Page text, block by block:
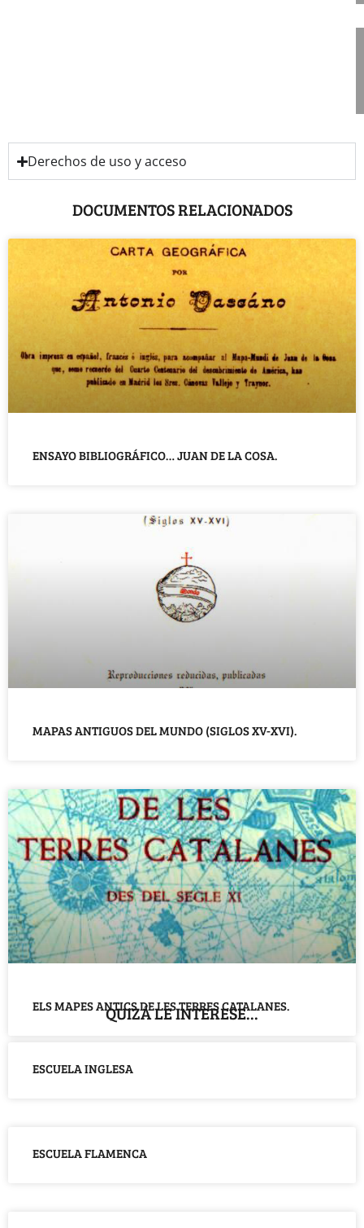
Derechos de uso y acceso
DOCUMENTOS RELACIONADOS
ENSAYO BIBLIOGRÁFICO… JUAN DE LA COSA.
MAPAS ANTIGUOS DEL MUNDO (SIGLOS XV-XVI).
ELS MAPES ANTICS DE LES TERRES CATALANES.
QUIZÁ LE INTERESE...
ESCUELA INGLESA
ESCUELA FLAMENCA